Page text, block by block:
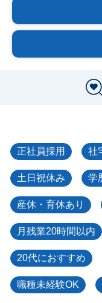
正社員採用 社
土日祝休み 学
産休・育休あり
月残業20時間以内
20代におすすめ
職種未経験OK